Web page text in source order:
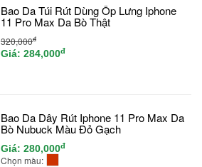
Bao Da Túi Rút Dùng Ốp Lưng Iphone
11 Pro Max Da Bò Thật
320,000đ
Giá: 284,000đ
Bao Da Dây Rút Iphone 11 Pro Max Da
Bò Nubuck Màu Đỏ Gạch
Giá: 280,000đ
Chọn màu: